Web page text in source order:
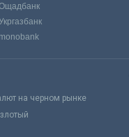
monobank
на черном рынке